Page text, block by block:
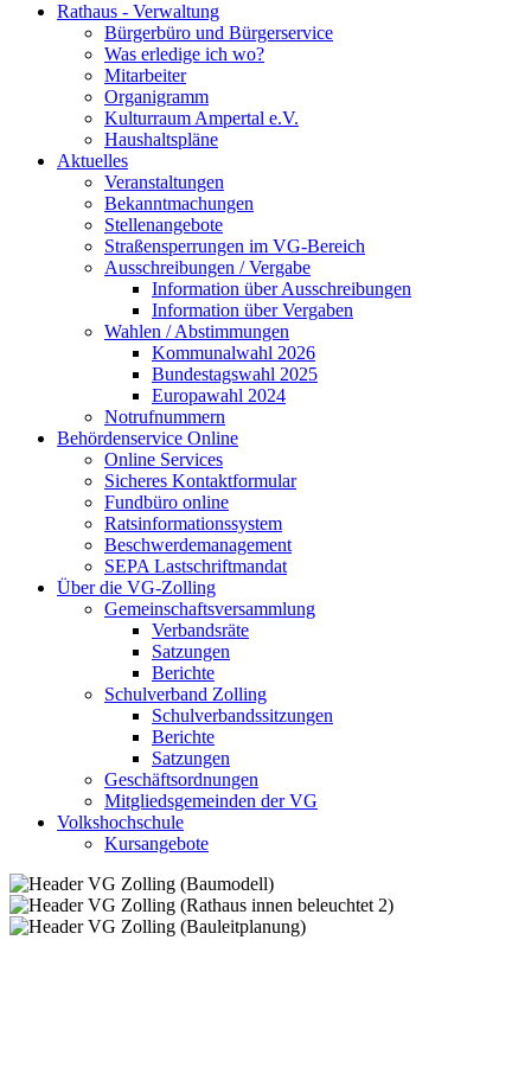
Rathaus - Verwaltung
Bürgerbüro und Bürgerservice
Was erledige ich wo?
Mitarbeiter
Organigramm
Kulturraum Ampertal e.V.
Haushaltspläne
Aktuelles
Veranstaltungen
Bekanntmachungen
Stellenangebote
Straßensperrungen im VG-Bereich
Ausschreibungen / Vergabe
Information über Ausschreibungen
Information über Vergaben
Wahlen / Abstimmungen
Kommunalwahl 2026
Bundestagswahl 2025
Europawahl 2024
Notrufnummern
Behördenservice Online
Online Services
Sicheres Kontaktformular
Fundbüro online
Ratsinformationssystem
Beschwerdemanagement
SEPA Lastschriftmandat
Über die VG-Zolling
Gemeinschaftsversammlung
Verbandsräte
Satzungen
Berichte
Schulverband Zolling
Schulverbandssitzungen
Berichte
Satzungen
Geschäftsordnungen
Mitgliedsgemeinden der VG
Volkshochschule
Kursangebote